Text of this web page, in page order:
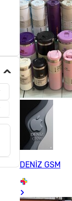
DENİZ GSM